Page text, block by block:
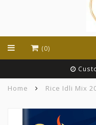
(0)
Home Rice Idli Mix